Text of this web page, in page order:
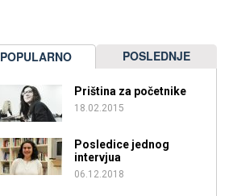
POPULARNO POSLEDNJE
Priština za početnike
18.02.2015
Posledice jednog
intervjua
06.12.2018